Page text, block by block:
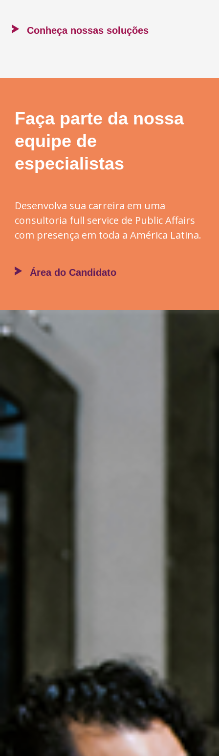
Conheça nossas soluções
Faça parte da nossa
equipe de
especialistas
Desenvolva sua carreira em uma
consultoria full service de Public Affairs
com presença em toda a América Latina.
Área do Candidato